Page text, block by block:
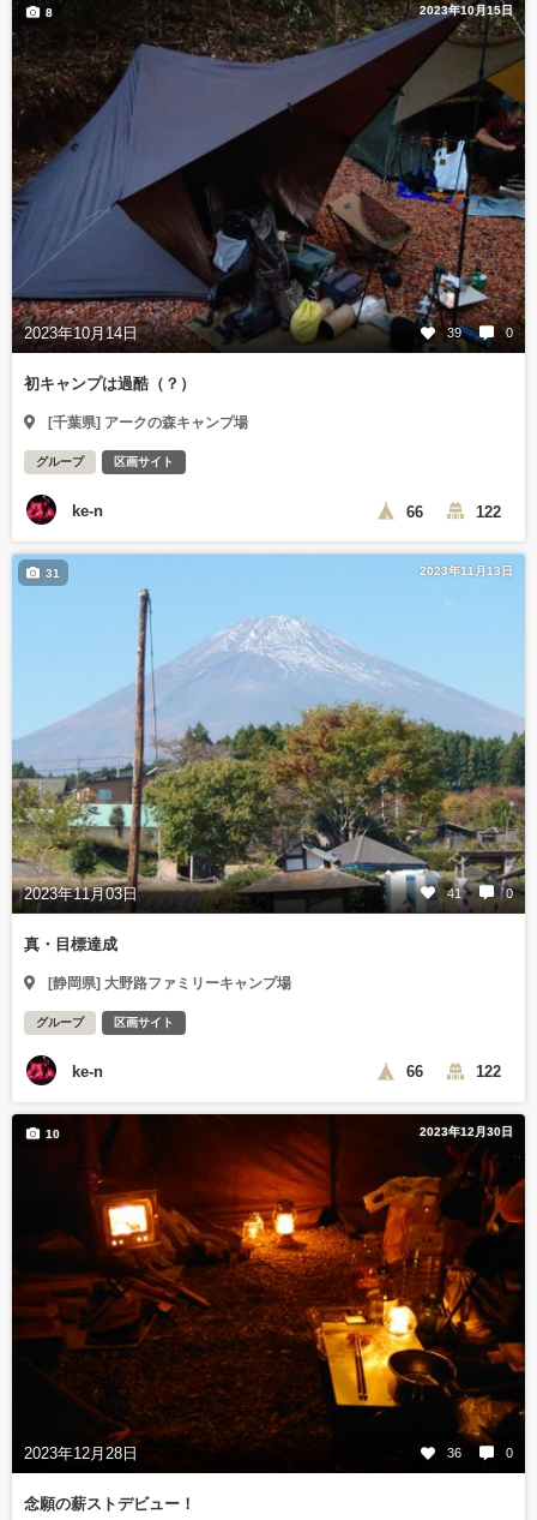
2023年10月15日
2023年10月14日 39 0
8
初キャンプは過酷（？）
[千葉県] アークの森キャンプ場
グループ 区画サイト
ke-n 66 122
2023年11月13日
2023年11月03日 41 0
31
真・目標達成
[静岡県] 大野路ファミリーキャンプ場
グループ 区画サイト
ke-n 66 122
2023年12月30日
2023年12月28日 36 0
10
念願の薪ストデビュー！